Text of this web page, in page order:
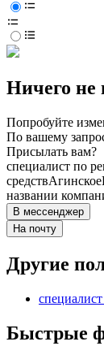
Ничего не
Попробуйте
По вашему
Присылать вам?
специалист по
средствАгинское
названии
В мессенджер
На почту
Другие
Быстрые